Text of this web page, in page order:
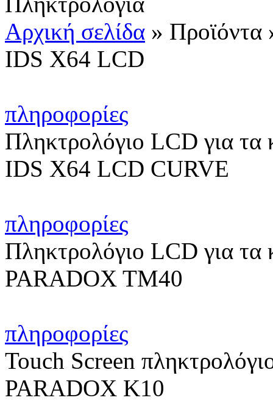
Αρχική σελίδα » Προϊόντα
IDS X64 LCD
πληροφορίες
Πληκτρολόγιο LCD για
IDS X64 LCD CURVE
πληροφορίες
Πληκτρολόγιο LCD για
PARADOX TM40
πληροφορίες
Touch Screen
PARADOX K10